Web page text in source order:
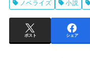
ノベライズ
小説
ポスト シェア